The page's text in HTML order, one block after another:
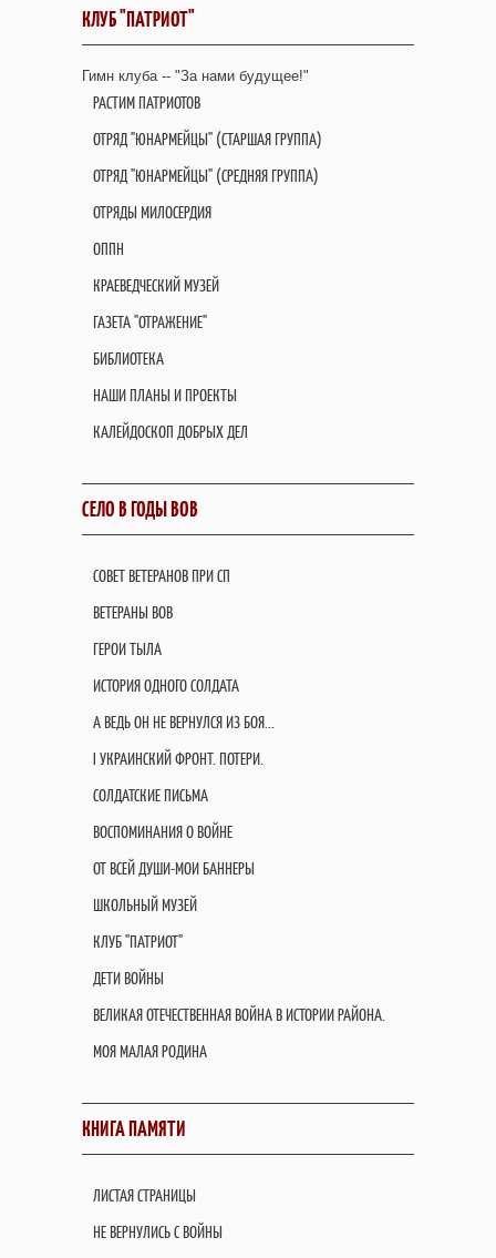
КЛУБ "ПАТРИОТ"
Гимн клуба -- "За нами будущее!"
РАСТИМ ПАТРИОТОВ
ОТРЯД "ЮНАРМЕЙЦЫ" (СТАРШАЯ ГРУППА)
ОТРЯД "ЮНАРМЕЙЦЫ" (СРЕДНЯЯ ГРУППА)
ОТРЯДЫ МИЛОСЕРДИЯ
ОППН
КРАЕВЕДЧЕСКИЙ МУЗЕЙ
ГАЗЕТА "ОТРАЖЕНИЕ"
БИБЛИОТЕКА
НАШИ ПЛАНЫ И ПРОЕКТЫ
КАЛЕЙДОСКОП ДОБРЫХ ДЕЛ
СЕЛО В ГОДЫ ВОВ
СОВЕТ ВЕТЕРАНОВ ПРИ СП
ВЕТЕРАНЫ ВОВ
ГЕРОИ ТЫЛА
ИСТОРИЯ ОДНОГО СОЛДАТА
А ВЕДЬ ОН НЕ ВЕРНУЛСЯ ИЗ БОЯ...
I УКРАИНСКИЙ ФРОНТ. ПОТЕРИ.
СОЛДАТСКИЕ ПИСЬМА
ВОСПОМИНАНИЯ О ВОЙНЕ
ОТ ВСЕЙ ДУШИ-МОИ БАННЕРЫ
ШКОЛЬНЫЙ МУЗЕЙ
КЛУБ "ПАТРИОТ"
ДЕТИ ВОЙНЫ
ВЕЛИКАЯ ОТЕЧЕСТВЕННАЯ ВОЙНА В ИСТОРИИ РАЙОНА.
МОЯ МАЛАЯ РОДИНА
КНИГА ПАМЯТИ
ЛИСТАЯ СТРАНИЦЫ
НЕ ВЕРНУЛИСЬ С ВОЙНЫ